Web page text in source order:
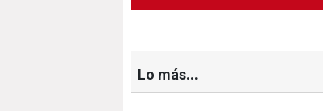
Lo más...